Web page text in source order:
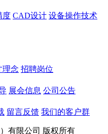
度 CAD设计 设备操作技术
理念 招聘岗位
展会信息 公司公告
留言反馈 我们的客户群
有限公司 版权所有